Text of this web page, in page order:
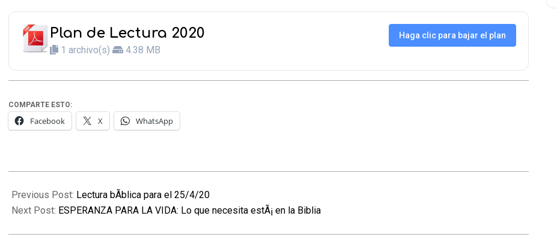
Plan de Lectura 2020
1 archivo(s) 4.38 MB
Haga clic para bajar el plan
COMPARTE ESTO:
Facebook X WhatsApp
04-
26
Previous Post: Lectura bÃ­blica para el 25/4/20
Next Post: ESPERANZA PARA LA VIDA: Lo que necesita estÃ¡ en la Biblia